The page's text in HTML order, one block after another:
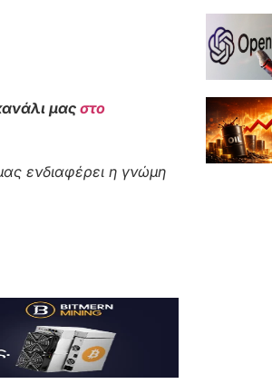
μας στο
ενδιαφέρει η γνώμη